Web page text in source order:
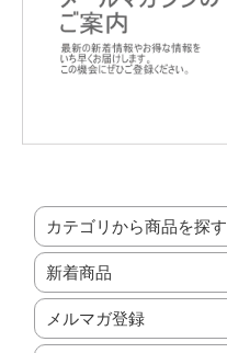
カテゴリから商品を探す
新着商品
メルマガ登録